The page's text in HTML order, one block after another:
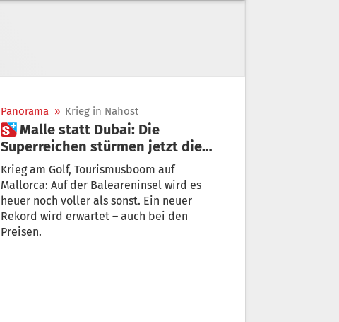
Panorama » Krieg in Nahost
 Malle statt Dubai: Die
Superreichen stürmen jetzt die
„Partyinsel“
Krieg am Golf, Tourismusboom auf
Mallorca: Auf der Baleareninsel wird es
heuer noch voller als sonst. Ein neuer
Rekord wird erwartet – auch bei den
Preisen.